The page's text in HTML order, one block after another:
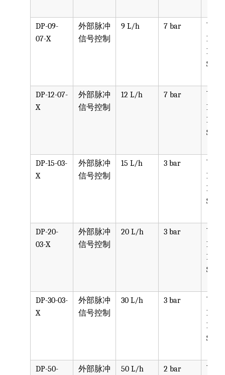
DP-09-
07-X
外部脉冲
信号控制
9 L/h 7 bar
可选
PPV,
PVDF,
SST,
DP-12-07-
X
外部脉冲
信号控制
12 L/h 7 bar
可选
PPV,
PVDF,
SST,
DP-15-03-
X
外部脉冲
信号控制
15 L/h 3 bar
可选
PPV,
PVDF,
SST,
DP-20-
03-X
外部脉冲
信号控制
20 L/h 3 bar
可选
PPV,
PVDF,
SST,
DP-30-03-
X
外部脉冲
信号控制
30 L/h 3 bar
可选
PPV,
PVDF,
SST,
DP-50-
外部脉冲
50 L/h 2 bar
可选